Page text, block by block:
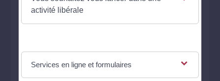
activité libérale
Services en ligne et formulaires